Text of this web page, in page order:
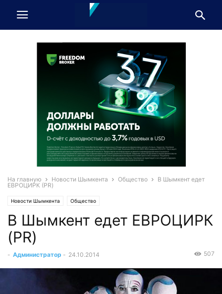
На главную Новости Шымкента Общество
В Шымкент едет
ЕВРОЦИРК (PR)
Новости Шымкента Общество
В Шымкент едет ЕВРОЦИРК
(PR)
- Администратор - 24.10.2014 507